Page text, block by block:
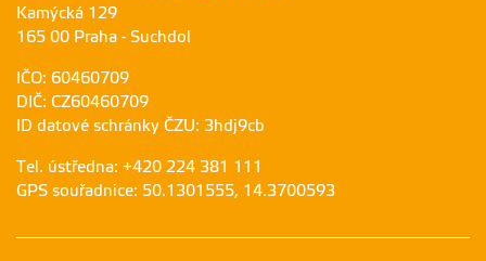
Kamýcká 129
165 00 Praha - Suchdol
IČO: 60460709
DIČ: CZ60460709
ID datové schránky ČZU: 3hdj9cb
Tel. ústředna: +420 224 381 111
GPS souřadnice: 50.1301555, 14.3700593